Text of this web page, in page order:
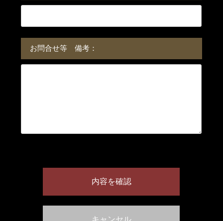
お問合せ等 備考：